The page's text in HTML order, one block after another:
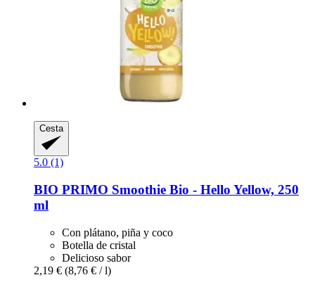
Cesta
5.0 (1)
BIO PRIMO Smoothie Bio -​ Hello Yellow, 250
ml
Con plátano, piña y coco
Botella de cristal
Delicioso sabor
2,19 € (8,76 € / l)